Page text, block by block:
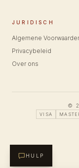
JURIDISCH
Algemene
Privacybeleid
Over ons
©
VISA
HULP